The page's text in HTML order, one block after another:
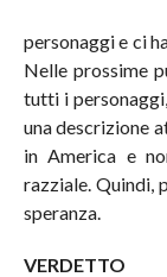
personaggi e ci
Nelle prossime
tutti i
una descrizione
in America e
razziale. Quindi,
speranza.
VERDETTO